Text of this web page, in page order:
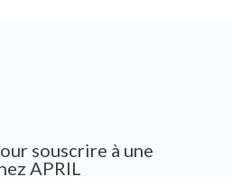
souscrire à une
APRIL